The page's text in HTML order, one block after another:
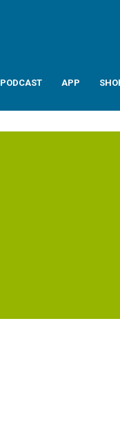
PODCAST APP